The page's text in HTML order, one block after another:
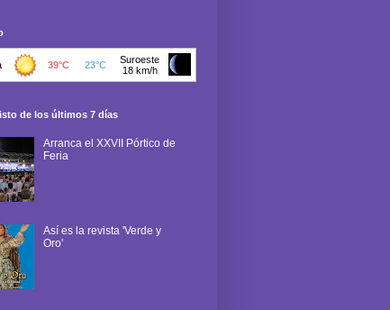
de los últimos 7 días
Arranca el XXVII Pórtico de
Feria
Así es la revista 'Verde y
Oro'